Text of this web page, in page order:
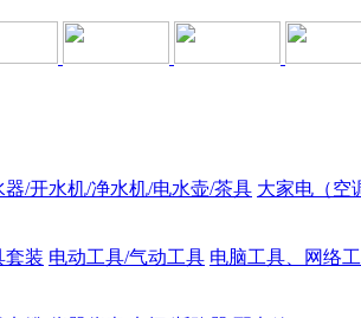
器/开水机/净水机/电水壶/茶具 大家电（空
套装 电动工具/气动工具 电脑工具、网络